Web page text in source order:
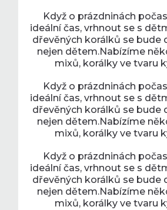
Když o prázdninách
ideální čas, vrhnout se s
dřevěných korálků se bude
nejen dětem.Nabízíme
mixů, korálky ve tvaru
Když o prázdninách
ideální čas, vrhnout se s
dřevěných korálků se bude
nejen dětem.Nabízíme
mixů, korálky ve tvaru
Když o prázdninách
ideální čas, vrhnout se s
dřevěných korálků se bude
nejen dětem.Nabízíme
mixů, korálky ve tvaru